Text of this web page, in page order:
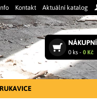
Kontakt Aktuální katalog
NÁKUPNÍ
0 ks - 0 Kč
RUKAVICE